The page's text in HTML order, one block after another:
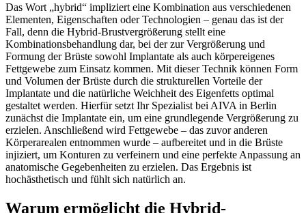
Das Wort „hybrid“ impliziert eine Kombination aus verschiedenen
Elementen, Eigenschaften oder Technologien – genau das ist der
Fall, denn die Hybrid-Brustvergrößerung stellt eine
Kombinationsbehandlung dar, bei der zur Vergrößerung und
Formung der Brüste sowohl Implantate als auch körpereigenes
Fettgewebe zum Einsatz kommen. Mit dieser Technik können Form
und Volumen der Brüste durch die strukturellen Vorteile der
Implantate und die natürliche Weichheit des Eigenfetts optimal
gestaltet werden. Hierfür setzt Ihr Spezialist bei AIVA in Berlin
zunächst die Implantate ein, um eine grundlegende Vergrößerung zu
erzielen. Anschließend wird Fettgewebe – das zuvor anderen
Körperarealen entnommen wurde – aufbereitet und in die Brüste
injiziert, um Konturen zu verfeinern und eine perfekte Anpassung an
anatomische Gegebenheiten zu erzielen. Das Ergebnis ist
hochästhetisch und fühlt sich natürlich an.
Warum ermöglicht die Hybrid-